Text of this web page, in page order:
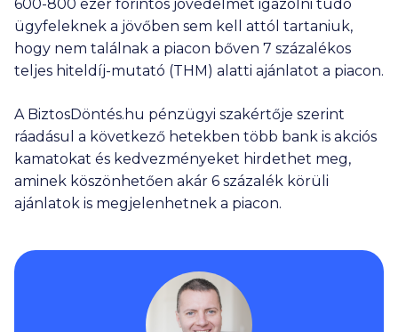
600-800 ezer forintos jövedelmet igazolni tudó
ügyfeleknek a jövőben sem kell attól tartaniuk,
hogy nem találnak a piacon bőven 7 százalékos
teljes hiteldíj-mutató (THM) alatti ajánlatot a piacon.
A BiztosDöntés.hu pénzügyi szakértője szerint
ráadásul a következő hetekben több bank is akciós
kamatokat és kedvezményeket hirdethet meg,
aminek köszönhetően akár 6 százalék körüli
ajánlatok is megjelenhetnek a piacon.